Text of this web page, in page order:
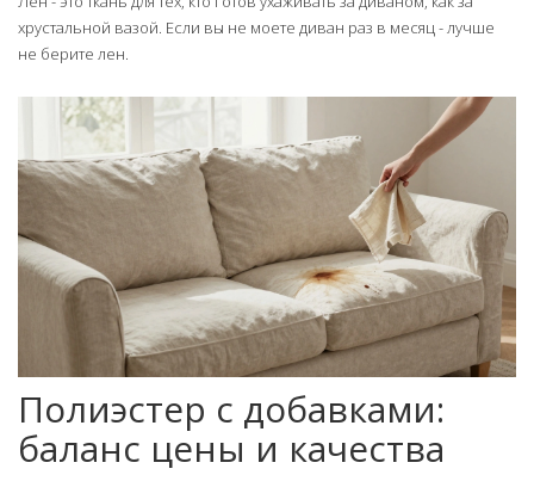
хрустальной вазой. Если вы не моете диван раз в месяц - лучше
не берите лен.
Полиэстер с добавками:
баланс цены и качества